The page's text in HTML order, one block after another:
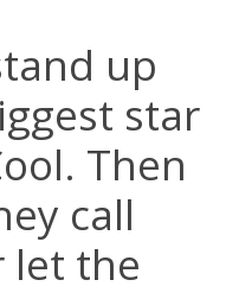
up
star
Then
call
let the